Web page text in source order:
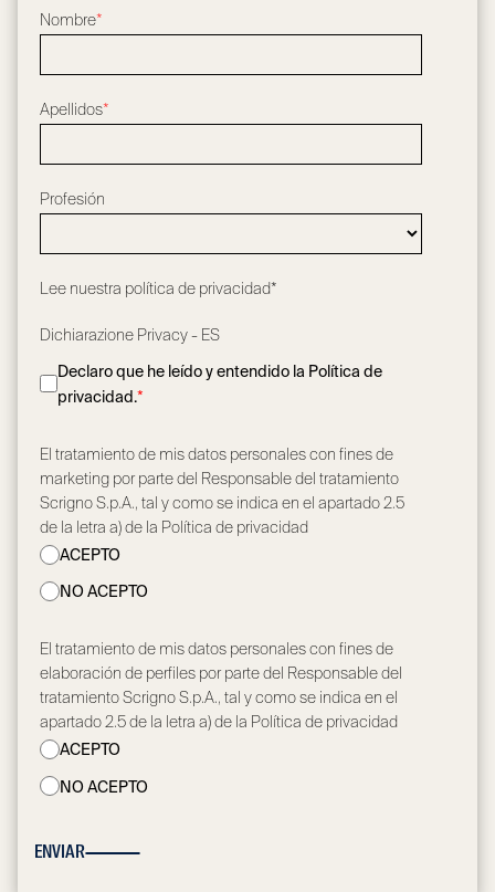
Nombre*
Apellidos*
Profesión
Lee nuestra política de privacidad*
Dichiarazione Privacy - ES
Declaro que he leído y entendido la Política de
privacidad.*
El tratamiento de mis datos personales con fines de
marketing por parte del Responsable del tratamiento
Scrigno S.p.A., tal y como se indica en el apartado 2.5
de la letra a) de la Política de privacidad
ACEPTO
NO ACEPTO
El tratamiento de mis datos personales con fines de
elaboración de perfiles por parte del Responsable del
tratamiento Scrigno S.p.A., tal y como se indica en el
apartado 2.5 de la letra a) de la Política de privacidad
ACEPTO
NO ACEPTO
ENVIAR